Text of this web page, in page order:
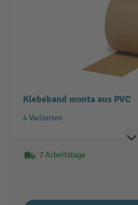
Klebeband monta aus PVC
4 Varianten
7 Arbeitstage